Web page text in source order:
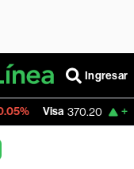
Ingresar
370.20 +1.24%